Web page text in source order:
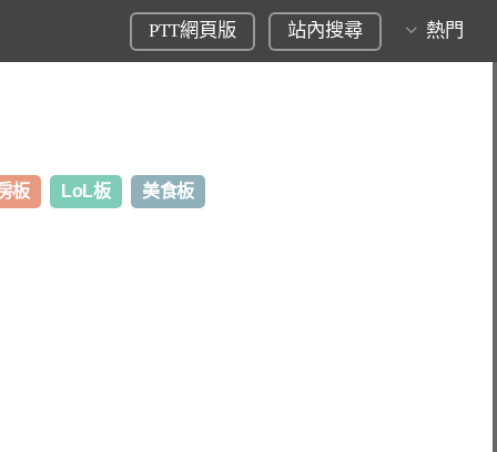
PTT網頁版 站內搜尋 熱門
板 LoL板 美食板